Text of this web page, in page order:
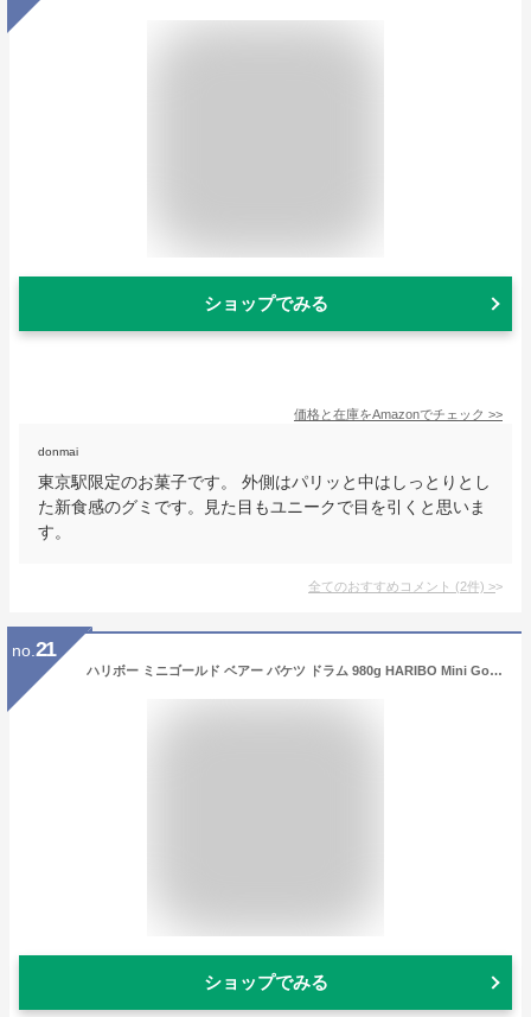
ショップでみる
価格と在庫をAmazonでチェック >>
donmai
東京駅限定のお菓子です。 外側はパリッと中はしっとりとし
た新食感のグミです。見た目もユニークで目を引くと思いま
す。
全てのおすすめコメント (2件) >
no. 21
ハリボー ミニゴールド ベアー バケツ ドラム 980g HARIBO Mini Gold Bear パーティー クマ 大容量 グミ キャンディー
ショップでみる